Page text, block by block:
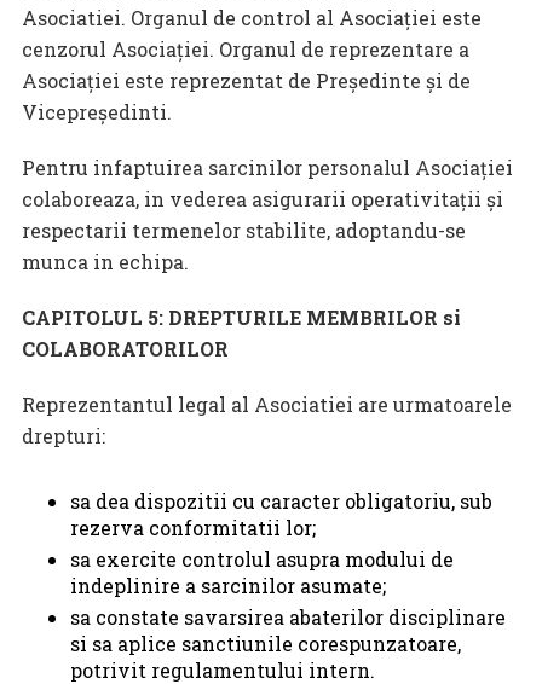
Asociatiei. Organul de control al Asociaţiei este
cenzorul Asociaţiei. Organul de reprezentare a
Asociaţiei este reprezentat de Preşedinte şi de
Vicepreşedinti.
Pentru infaptuirea sarcinilor personalul Asociaţiei
colaboreaza, in vederea asigurarii operativitaţii şi
respectarii termenelor stabilite, adoptandu-se
munca in echipa.
CAPITOLUL 5: DREPTURILE MEMBRILOR si
COLABORATORILOR
Reprezentantul legal al Asociatiei are urmatoarele
drepturi:
sa dea dispozitii cu caracter obligatoriu, sub
rezerva conformitatii lor;
sa exercite controlul asupra modului de
indeplinire a sarcinilor asumate;
sa constate savarsirea abaterilor disciplinare
si sa aplice sanctiunile corespunzatoare,
potrivit regulamentului intern.